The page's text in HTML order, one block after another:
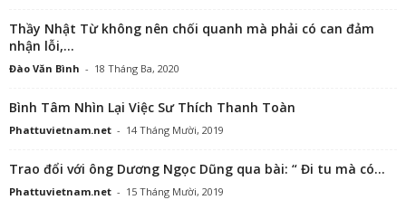
Thầy Nhật Từ không nên chối quanh mà phải có can đảm
nhận lỗi,...
Đào Văn Bình - 18 Tháng Ba, 2020
Bình Tâm Nhìn Lại Việc Sư Thích Thanh Toàn
Phattuvietnam.net - 14 Tháng Mười, 2019
Trao đổi với ông Dương Ngọc Dũng qua bài: “ Đi tu mà có...
Phattuvietnam.net - 15 Tháng Mười, 2019